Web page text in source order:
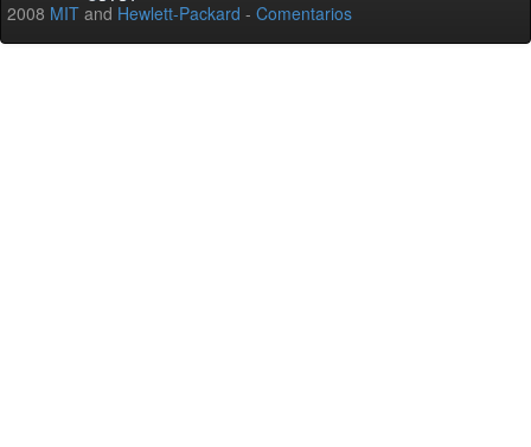
2008 MIT and Hewlett-Packard - Comentarios